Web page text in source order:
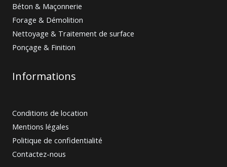
Béton & Maçonnerie
Forage & Démolition
Nettoyage & Traitement de surface
Ponçage & Finition
Informations
Conditions de location
Mentions légales
Politique de confidentialité
Contactez-nous